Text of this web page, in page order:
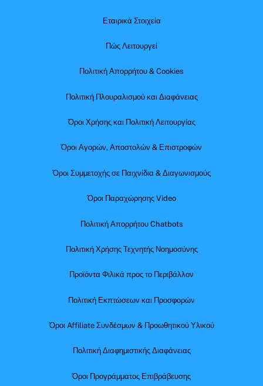
Εταιρικά Στοιχεία
Πώς Λειτουργεί
Πολιτική Απορρήτου & Cookies
Πολιτική Πλουραλισμού και Διαφάνειας
Όροι Χρήσης και Πολιτική Λειτουργίας
Όροι Αγορών, Αποστολών & Επιστροφών
Όροι Συμμετοχής σε Παιχνίδια & Διαγωνισμούς
Όροι Παραχώρησης Video
Πολιτική Απορρήτου Chatbots
Πολιτική Χρήσης Τεχνητής Νοημοσύνης
Προϊόντα Φιλικά προς το Περιβάλλον
Πολιτική Εκπτώσεων και Προσφορών
Όροι Affiliate Συνδέσμων & Προωθητικού Υλικού
Πολιτική Διαφημιστικής Διαφάνειας
Όροι Προγράμματος Επιβράβευσης